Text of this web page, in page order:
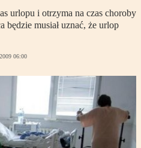
urlopu i otrzyma na czas choroby
będzie musiał uznać, że urlop
06:00